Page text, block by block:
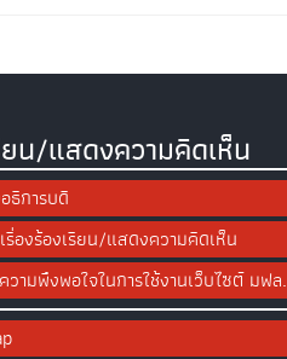
ยน/แสดงความคิดเห็น
ธิการบดี
รื่องร้องเรียน/แสดงความคิดเห็น
วามพึงพอใจในการใช้งานเว็บไซต์ มฟล.